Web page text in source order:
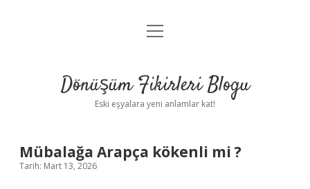
Anasayfa
Yasal Uyarı
menüyü
Dönüşüm Fikirleri Blogu
Eski eşyalara yeni anlamlar kat!
Mübalağa Arapça kökenli mi ?
Tarih: Mart 13, 2026